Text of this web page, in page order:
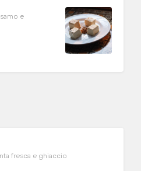
e
fresca e ghiaccio